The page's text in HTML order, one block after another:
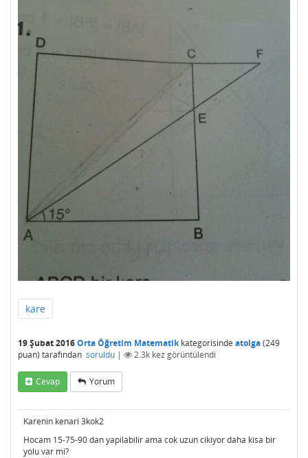
kare
19 Şubat 2016Orta Öğretim Matematikkategorisinde atolga(249
puan) tarafından soruldu | 2.3k kez görüntülendi
Cevap Yorum
Karenin kenari 3kok2
Hocam 15-75-90 dan yapilabilir ama cok uzun cikiyor daha kisa bir
yolu var mi?